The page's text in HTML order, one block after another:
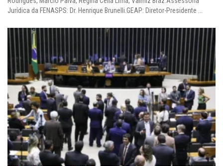
Jurídica da FENASPS: Dr. Henrique Brunelli.GEAP: Diretor-Presidente ...